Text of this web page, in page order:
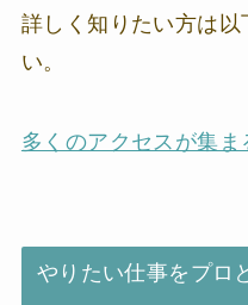
詳しく知りたい方は以
い。
多くのアクセスが集
やりたい仕事をプロ